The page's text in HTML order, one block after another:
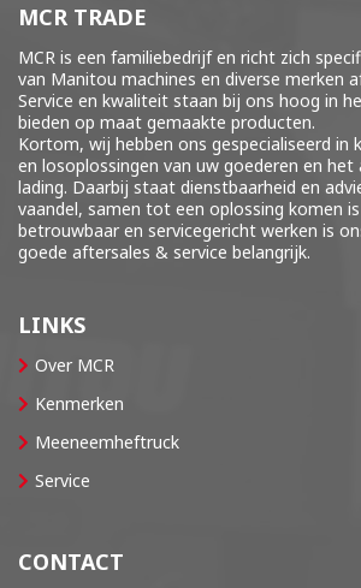
MCR TRADE
MCR is een familiebedrijf en richt zich
van Manitou machines en diverse merken
Service en kwaliteit staan bij ons hoog in
bieden op maat gemaakte producten.
Kortom, wij hebben ons gespecialiseerd in
en losoplossingen van uw goederen en het
lading. Daarbij staat dienstbaarheid en
vaandel, samen tot een oplossing komen
betrouwbaar en servicegericht werken is
goede aftersales & service belangrijk.
LINKS
Over MCR
Kenmerken
Meeneemheftruck
Service
CONTACT